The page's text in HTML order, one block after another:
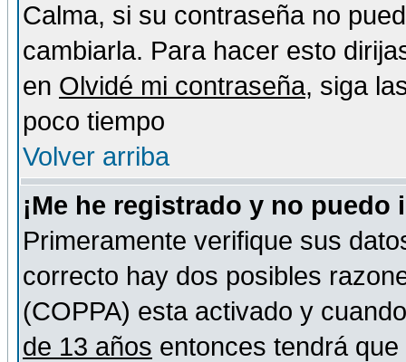
Calma, si su contraseña no
cambiarla. Para hacer esto
en Olvidé mi contraseña, siga
poco tiempo
Volver arriba
¡Me he registrado y no puedo
Primeramente verifique sus
correcto hay dos posibles
(COPPA) esta activado y
de 13 años entonces tendrá